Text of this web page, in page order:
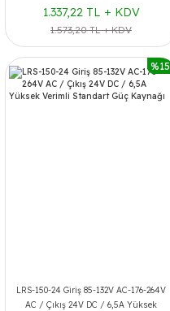
1.337,22 TL + KDV
1.573,20 TL + KDV
%15
LRS-150-24 Giriş 85-132V AC-176-264V
AC / Çıkış 24V DC / 6,5A Yüksek